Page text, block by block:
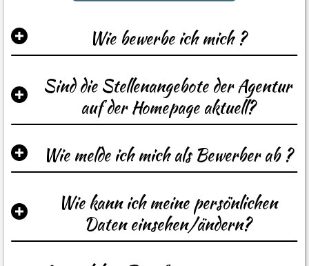
Wie bewerbe ich mich ?
Sind die Stellenangebote der Agentur
auf der Homepage aktuell?
Wie melde ich mich als Bewerber ab ?
Wie kann ich meine persönlichen
Daten einsehen/ändern?